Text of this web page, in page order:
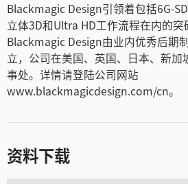
Blackmagic Design引领着包括6G-
立体3D和Ultra HD工作流程在内的突
Blackmagic Design由业内优秀后期
立，公司在美国、英国、日本、新加
事处。详情请登陆公司网站
www.blackmagicdesign.com/cn。
资料下载